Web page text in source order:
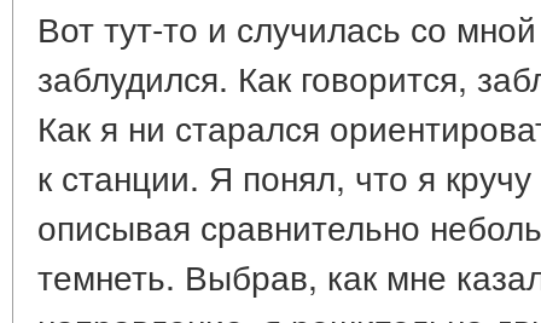
Вот тут-то и случилась со
заблудился. Как говорится,
Как я ни старался
к станции. Я понял, что я
описывая сравнительно
темнеть. Выбрав, как мне